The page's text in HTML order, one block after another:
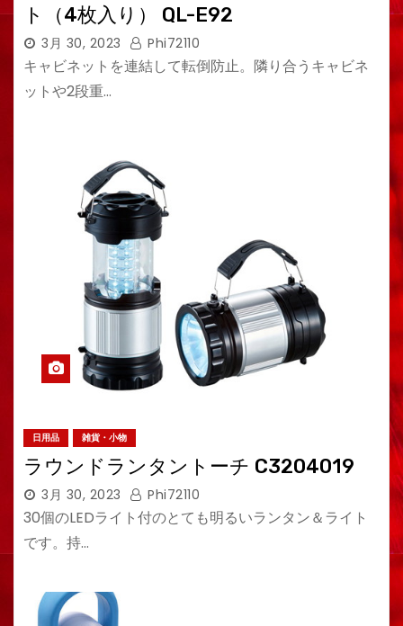
ト（4枚入り） QL-E92
3月 30, 2023 Phi72110
キャビネットを連結して転倒防止。隣り合うキャビネ
ットや2段重…
日用品 雑貨・小物
ラウンドランタントーチ C3204019
3月 30, 2023 Phi72110
30個のLEDライト付のとても明るいランタン＆ライト
です。持…